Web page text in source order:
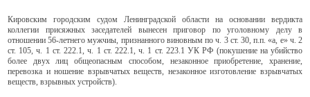
Кировским городским судом Ленинградской области на основании вердикта
коллегии присяжных заседателей вынесен приговор по уголовному делу в
отношении 56-летнего мужчиы, признанного виновным по ч. 3 ст. 30, п.п. «а, е» ч. 2
ст. 105, ч. 1 ст. 222.1, ч. 1 ст. 222.1, ч. 1 ст. 223.1 УК РФ (покушение на убийство
более двух лиц общеопасным способом, незаконное приобретение, хранение,
перевозка и ношение взрывчатых веществ, незаконное изготовление взрывчатых
веществ, взрывных устройств).